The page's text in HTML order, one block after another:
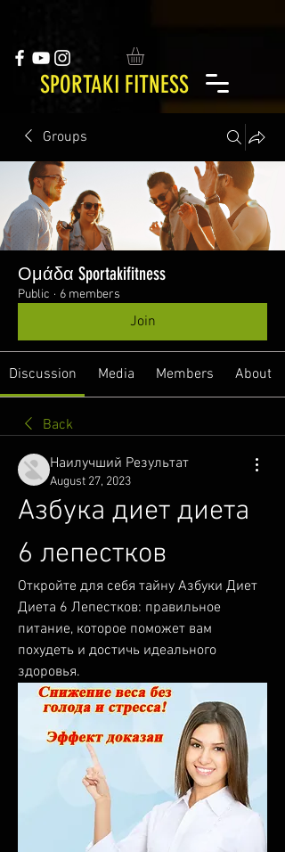
SPORTAKI FITNESS
Groups
Ομάδα Sportakifitness
Public · 6 members
Join
Discussion Media Members About
Back
Наилучший Результат
August 27, 2023
Азбука диет диета
6 лепестков
Откройте для себя тайну Азбуки Диет
Диета 6 Лепестков: правильное
питание, которое поможет вам
похудеть и достичь идеального
здоровья.